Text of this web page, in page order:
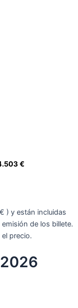
€
) y están incluidas
de los billete.
precio.